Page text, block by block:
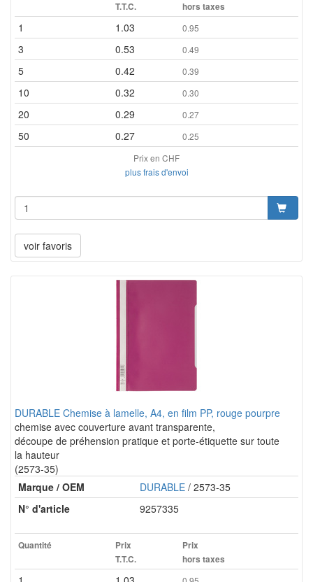
T.T.C.
hors taxes
1 1.03 0.95
3 0.53 0.49
5 0.42 0.39
10 0.32 0.30
20 0.29 0.27
50 0.27
0.25
Prix en CHF
plus frais d'envoi
voir favoris
DURABLE Chemise à lamelle, A4, en film PP, rouge pourpre
chemise avec couverture avant transparente,
découpe de préhension pratique et porte-étiquette sur toute
la hauteur
(2573-35)
Marque / OEM
DURABLE / 2573-35
N° d'article
9257335
Quantité
Prix
T.T.C.
Prix
hors taxes